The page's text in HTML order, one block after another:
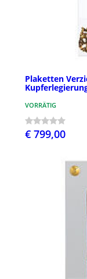
Plaketten
VORRÄTIG
€ 799,00